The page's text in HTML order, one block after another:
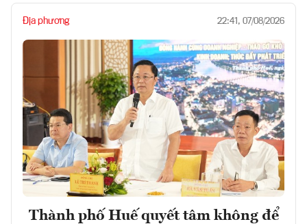
Địa phương 22:41, 07/08/2026
Thành phố Huế quyết tâm không để